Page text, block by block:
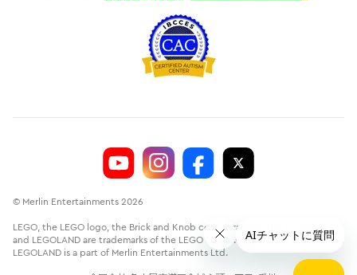
© Merlin Entertainments 2026
LEGO, the LEGO logo, the Brick and Knob configurations, the Minifigure
and LEGOLAND are trademarks of the LEGO Group.©2026 The LEGO Group.
LEGOLAND is a part of Merlin Entertainments Ltd.